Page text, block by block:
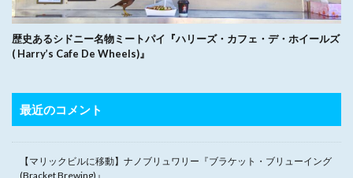
歴史あるシドニー名物ミートパイ『ハリーズ・カフェ・デ・ホイールズ
( Harry’s Cafe De Wheels)』
最近のコメント
【マリックビルに移動】ナノブリュワリー『ブラケット・ブリューイング
(Bracket Brewing)』